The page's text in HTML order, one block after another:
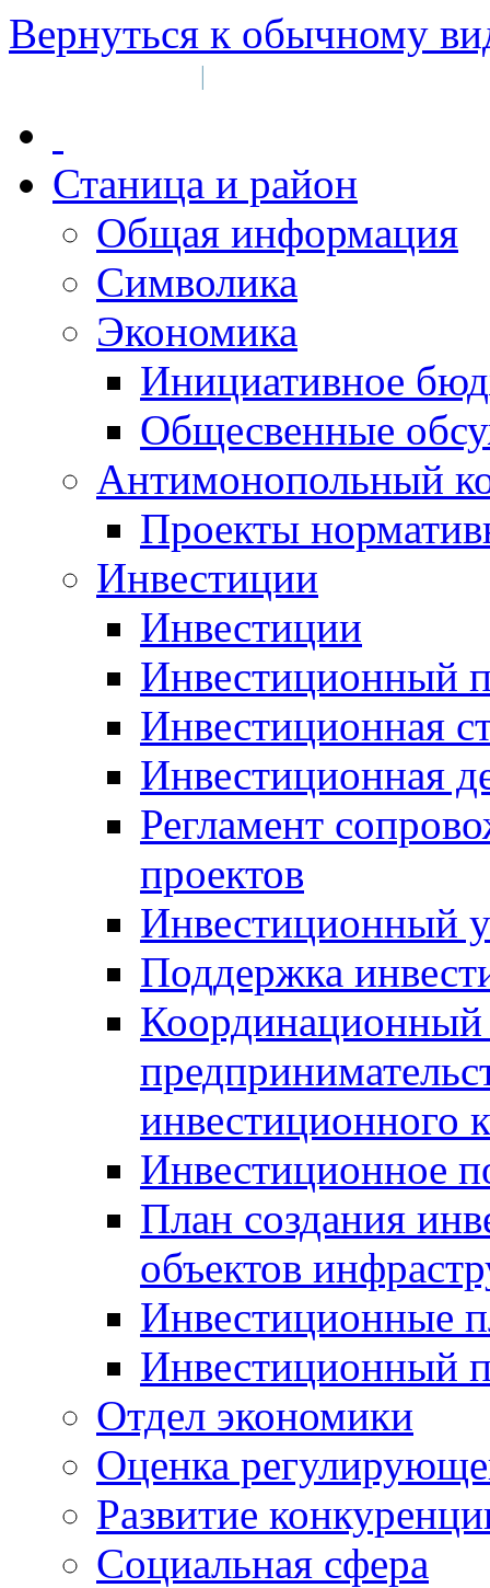
Вернуться к обычному
|
Станица и район
Общая информация
Символика
Экономика
Инициативное
Общесвенные
Антимонопольный
Проекты
Инвестиции
Инвестиции
Инвестиционный
Инвестиционная
Инвестиционная
Регламент
проектов
Инвестиционный
Поддержка
Координационный
инвестиционного
Инвестиционное
План создания
объектов
Инвестиционные
Инвестиционный
Отдел экономики
Оценка
Развитие
Социальная сфера